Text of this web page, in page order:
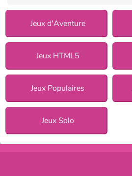
Jeux d'Aventure
Jeux HTML5
Jeux Populaires
Jeux Solo